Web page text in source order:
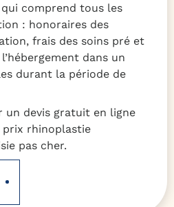
comprend tous les
: honoraires des
frais des soins pré et
dans un
durant la période de
un devis gratuit en ligne
prix rhinoplastie
pas cher.